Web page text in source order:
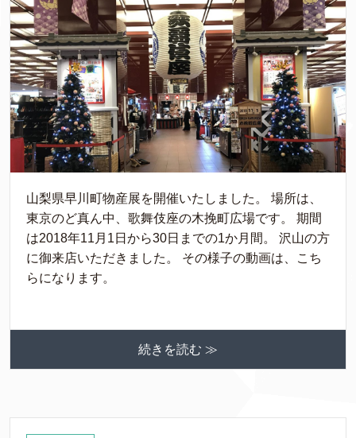
山梨県早川町物産展を開催いたしました。 場所は、
東京のど真ん中、歌舞伎座の木挽町広場です。 期間
は2018年11月1日から30日までの1か月間。 沢山の方
に御来店いただきました。 その様子の動画は、こち
らになります。
続きを読む ≫